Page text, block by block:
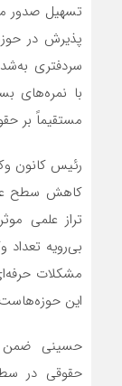
تسهیل صدور
پذیرش در
سردفتری
با نمره‌های
مستقیماً بر
رئیس کانون
کاهش سطح
تراز علمی
بی‌رویه تعداد
مشکلات
این
حسینی ضمن
حقوقی در